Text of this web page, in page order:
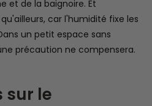
et de la baignoire. Et
car l'humidité fixe les
un petit espace sans
précaution ne compensera.
sur le